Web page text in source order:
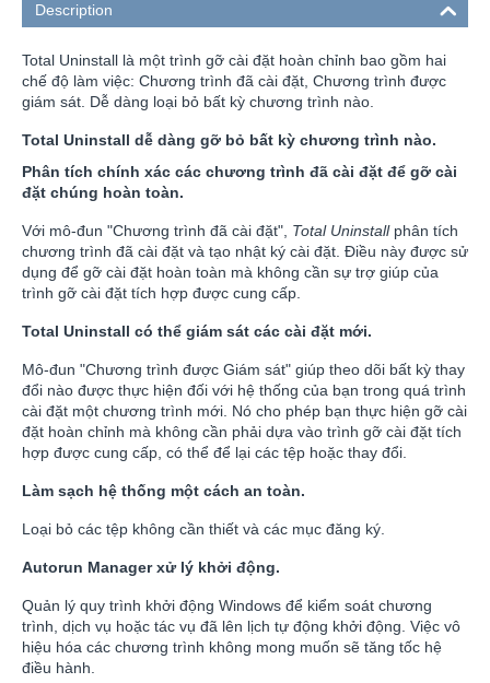
Description
Total Uninstall là một trình gỡ cài đặt hoàn chỉnh bao gồm hai
chế độ làm việc: Chương trình đã cài đặt, Chương trình được
giám sát. Dễ dàng loại bỏ bất kỳ chương trình nào.
Total Uninstall dễ dàng gỡ bỏ bất kỳ chương trình nào.
Phân tích chính xác các chương trình đã cài đặt để gỡ cài
đặt chúng hoàn toàn.
Với mô-đun "Chương trình đã cài đặt", Total Uninstallphân tích
chương trình đã cài đặt và tạo nhật ký cài đặt. Điều này được sử
dụng để gỡ cài đặt hoàn toàn mà không cần sự trợ giúp của
trình gỡ cài đặt tích hợp được cung cấp.
Total Uninstall có thể giám sát các cài đặt mới.
Mô-đun "Chương trình được Giám sát" giúp theo dõi bất kỳ thay
đổi nào được thực hiện đối với hệ thống của bạn trong quá trình
cài đặt một chương trình mới. Nó cho phép bạn thực hiện gỡ cài
đặt hoàn chỉnh mà không cần phải dựa vào trình gỡ cài đặt tích
hợp được cung cấp, có thể để lại các tệp hoặc thay đổi.
Làm sạch hệ thống một cách an toàn.
Loại bỏ các tệp không cần thiết và các mục đăng ký.
Autorun Manager xử lý khởi động.
Quản lý quy trình khởi động Windows để kiểm soát chương
trình, dịch vụ hoặc tác vụ đã lên lịch tự động khởi động. Việc vô
hiệu hóa các chương trình không mong muốn sẽ tăng tốc hệ
điều hành.